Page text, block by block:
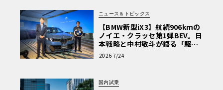
ニュース＆トピックス
【BMW新型iX3】航続906kmの
ノイエ・クラッセ第1弾BEV。日
本戦略と中村敬斗が語る「駆け
ぬける歓び」
2026 7/24
国内試乗